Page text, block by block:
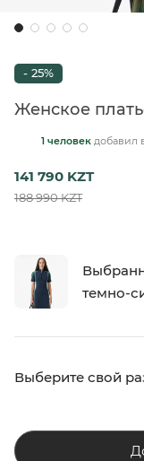
- 25%
Женское
1 человек добавил
141 790 KZT
188 990 KZT
темно-
Выберите свой